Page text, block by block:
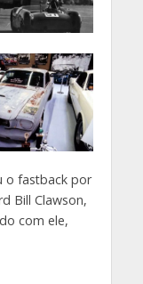
o fastbackpor
Bill Clawson,
com ele,